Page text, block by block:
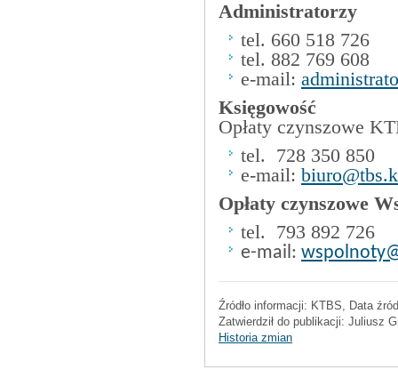
Administratorzy
tel. 660 518 726
tel. 882 769 608
e-mail:
Księgowość
Opłaty czynszowe
tel.
728 350 850
e-mail:
Opłaty czynszowe
tel.
793 892 726
e-mail:
Źródło informacji: KTBS , Data
Zatwierdził do publikacji: Juliusz
Historia zmian